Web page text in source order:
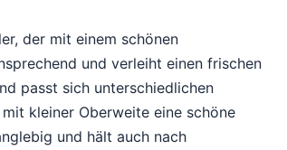
der mit einem schönen
und verleiht einen frischen
passt sich unterschiedlichen
kleiner Oberweite eine schöne
und hält auch nach